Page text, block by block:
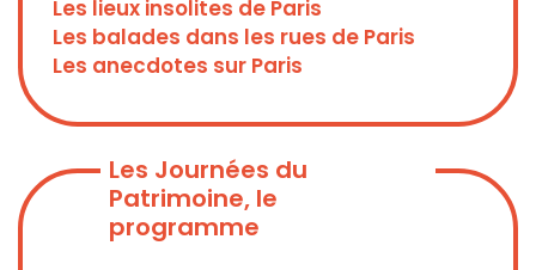
Les lieux insolites de Paris
Les balades dans les rues de Paris
Les anecdotes sur Paris
Les Journées du
Patrimoine, le
programme